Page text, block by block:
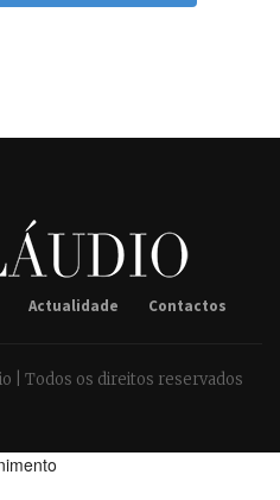
Actualidade Contactos
| Todos os direitos reservados